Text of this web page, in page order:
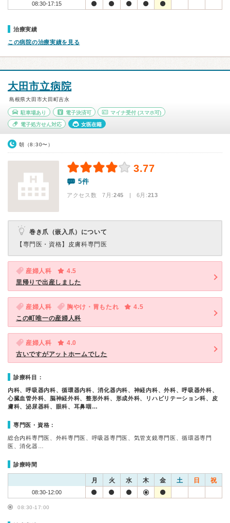
08:30-17:15
治療実績
この病院の治療実績を見る
大田市立病院
島根県大田市大田町吉永
駐車場あり 電子決済可 マイナ受付 (スマホ可)
電子処方せん対応 女医在籍
朝（8:30〜）
3.77
5件
アクセス数 7月:245 | 6月:213
巻き爪（嵌入爪）について
【専門医・資格】 皮膚科専門医
産婦人科
4.5
里帰りで出産しました
産婦人科 胸やけ・胃もたれ
4.5
この町唯一の産婦人科
産婦人科
4.0
古いですがアットホームでした
診療科目：
内科、呼吸器内科、循環器内科、消化器内科、神経内科、外科、呼吸器外科、
心臓血管外科、脳神経外科、整形外科、形成外科、リハビリテーション科、皮
膚科、泌尿器科、眼科、耳鼻咽…
専門医・資格：
総合内科専門医、外科専門医、呼吸器専門医、気管支鏡専門医、循環器専門
医、消化器…
診療時間
月 火 水 木 金 土 日 祝
08:30-12:00
08:30-17:00